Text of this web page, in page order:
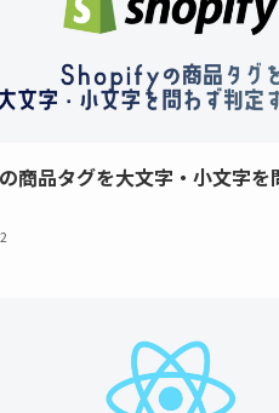
商品タグを大文字・小文字を